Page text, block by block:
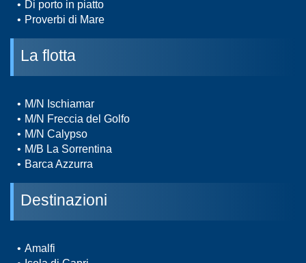
Di porto in piatto
Proverbi di Mare
La flotta
M/N Ischiamar
M/N Freccia del Golfo
M/N Calypso
M/B La Sorrentina
Barca Azzurra
Destinazioni
Amalfi